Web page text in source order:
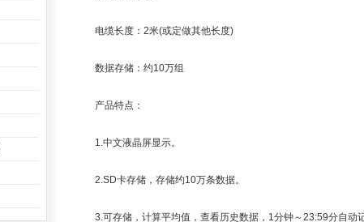
电缆长度：2米(或定做其他长度)
数据存储：约10万组
产品特点：
1.中文液晶屏显示。
2.SD卡存储，存储约10万条数据。
3.可存储，计算平均值，查看历史数据，1分钟～23:59分自动